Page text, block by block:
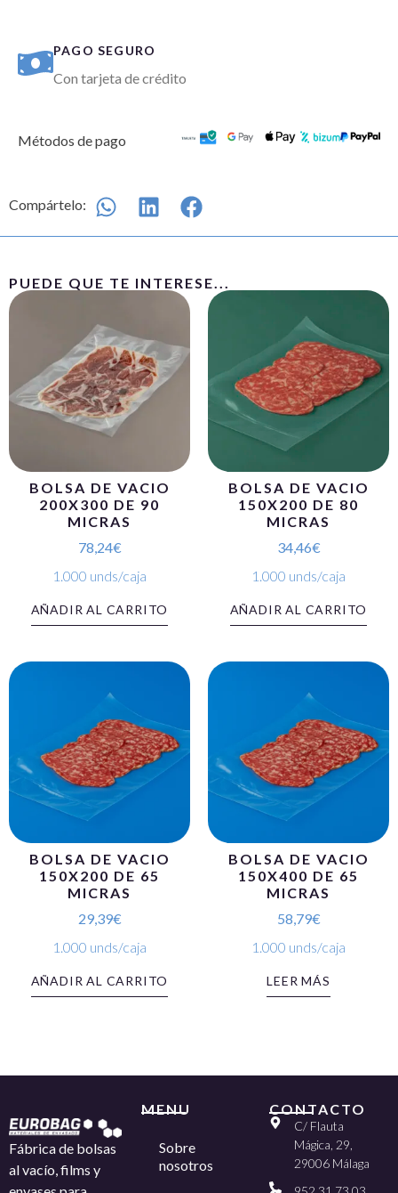
PAGO SEGURO
Con tarjeta de crédito
Métodos de pago
Compártelo:
PUEDE QUE TE INTERESE...
BOLSA DE VACIO
200X300 DE 90
MICRAS
78,24€
1.000 unds/caja
AÑADIR AL CARRITO
BOLSA DE VACIO
150X200 DE 80
MICRAS
34,46€
1.000 unds/caja
AÑADIR AL CARRITO
BOLSA DE VACIO
150X200 DE 65
MICRAS
29,39€
1.000 unds/caja
AÑADIR AL CARRITO
BOLSA DE VACIO
150X400 DE 65
MICRAS
58,79€
1.000 unds/caja
LEER MÁS
Fábrica de bolsas
al vacío, films y
MENU
Sobre
nosotros
CONTACTO
C/ Flauta
Mágica, 29,
29006 Málaga